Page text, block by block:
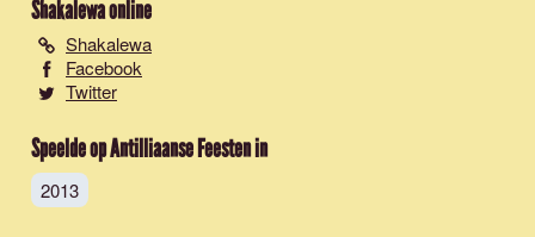
Shakalewaonline
Shakalewa
Facebook
Twitter
Speelde op Antilliaanse Feesten in
2013